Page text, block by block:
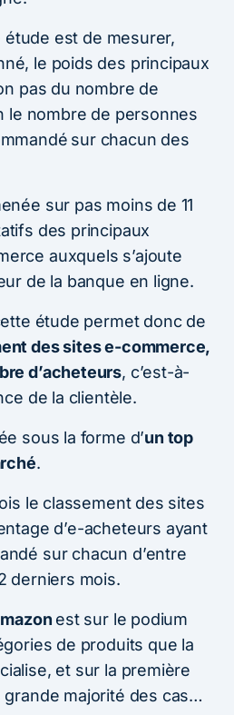
étude est de mesurer,
le poids des principaux
pas du nombre de
le nombre de personnes
sur chacun des
sur pas moins de 11
des principaux
auxquels s’ajoute
de la banque en ligne.
étude permet donc de
des sites e-commerce,
d’acheteurs, c’est-à-
de la clientèle.
sous la forme d’un top
.
le classement des sites
d’e-acheteurs ayant
sur chacun d’entre
derniers mois.
est sur le podium
de produits que la
et sur la première
grande majorité des cas…